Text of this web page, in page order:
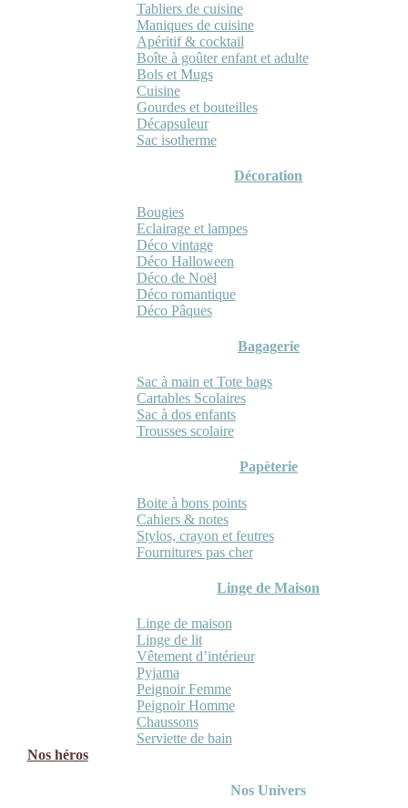
Tabliers de cuisine
Maniques de cuisine
Apéritif & cocktail
Boîte à goûter enfant et adulte
Bols et Mugs
Cuisine
Gourdes et bouteilles
Décapsuleur
Sac isotherme
Décoration
Bougies
Eclairage et lampes
Déco vintage
Déco Halloween
Déco de Noël
Déco romantique
Déco Pâques
Bagagerie
Sac à main et Tote bags
Cartables Scolaires
Sac à dos enfants
Trousses scolaire
Papèterie
Boite à bons points
Cahiers & notes
Stylos, crayon et feutres
Fournitures pas cher
Linge de Maison
Linge de maison
Linge de lit
Vêtement d’intérieur
Pyjama
Peignoir Femme
Peignoir Homme
Chaussons
Serviette de bain
Nos héros
Nos Univers